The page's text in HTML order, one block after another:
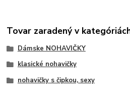
Tovar zaradený v
Dámske NOHAVIČKY
klasické nohavičky
nohavičky s čipkou, sexy